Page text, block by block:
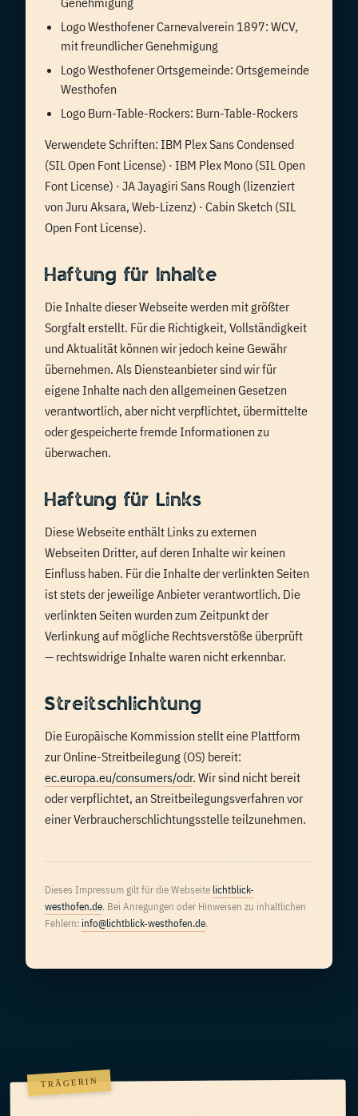
Logo Westhofener Carnevalverein 1897: WCV,
mit freundlicher Genehmigung
Logo Westhofener Ortsgemeinde: Ortsgemeinde
Westhofen
Logo Burn-Table-Rockers: Burn-Table-Rockers
Verwendete Schriften: IBM Plex Sans Condensed
(SIL Open Font License) · IBM Plex Mono (SIL Open
Font License) · JA Jayagiri Sans Rough (lizenziert
von Juru Aksara, Web-Lizenz) · Cabin Sketch (SIL
Open Font License).
Haftung für Inhalte
Die Inhalte dieser Webseite werden mit größter
Sorgfalt erstellt. Für die Richtigkeit, Vollständigkeit
und Aktualität können wir jedoch keine Gewähr
übernehmen. Als Diensteanbieter sind wir für
eigene Inhalte nach den allgemeinen Gesetzen
verantwortlich, aber nicht verpflichtet, übermittelte
oder gespeicherte fremde Informationen zu
überwachen.
Haftung für Links
Diese Webseite enthält Links zu externen
Webseiten Dritter, auf deren Inhalte wir keinen
Einfluss haben. Für die Inhalte der verlinkten Seiten
ist stets der jeweilige Anbieter verantwortlich. Die
verlinkten Seiten wurden zum Zeitpunkt der
Verlinkung auf mögliche Rechtsverstöße überprüft
— rechtswidrige Inhalte waren nicht erkennbar.
Streitschlichtung
Die Europäische Kommission stellt eine Plattform
zur Online-Streitbeilegung (OS) bereit:
ec.europa.eu/consumers/odr. Wir sind nicht bereit
oder verpflichtet, an Streitbeilegungsverfahren vor
einer Verbraucherschlichtungsstelle teilzunehmen.
Dieses Impressum gilt für die Webseite lichtblick-
westhofen.de. Bei Anregungen oder Hinweisen zu inhaltlichen
Fehlern: info@lichtblick-westhofen.de.
TRÄGERIN